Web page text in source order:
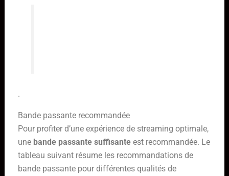
.
Bande passante recommandée
Pour profiter d’une expérience de streaming optimale,
une bande passante suffisanteest recommandée. Le
tableau suivant résume les recommandations de
bande passante pour différentes qualités de